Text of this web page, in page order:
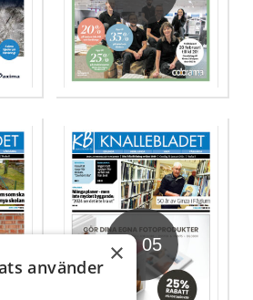
V. 05
×
använder